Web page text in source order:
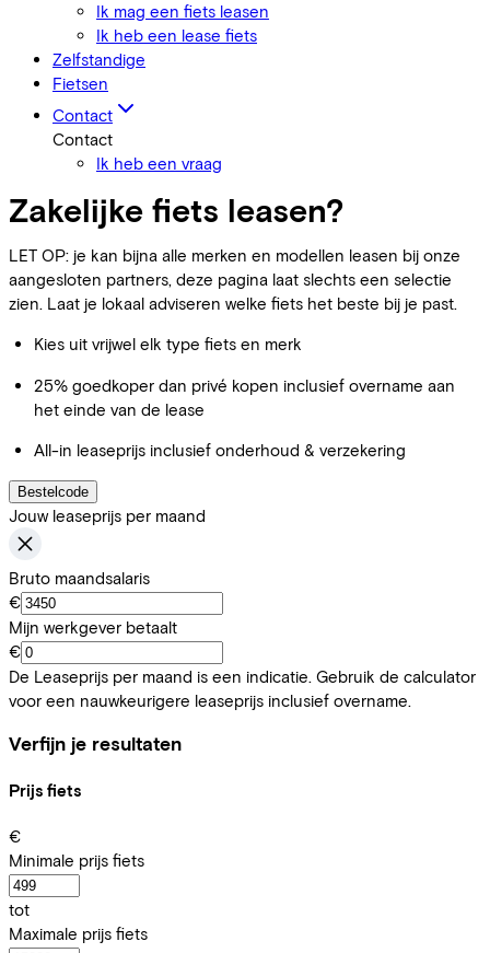
Ik mag een fiets leasen
Ik heb een lease fiets
Zelfstandige
Fietsen
Contact
Contact
Ik heb een vraag
Zakelijke fiets leasen?
LET OP: je kan bijna alle merken en modellen leasen bij onze
aangesloten partners, deze pagina laat slechts een selectie
zien. Laat je lokaal adviseren welke fiets het beste bij je past.
Kies uit vrijwel elk type fiets en merk
25% goedkoper dan privé kopen inclusief overname aan
het einde van de lease
All-in leaseprijs inclusief onderhoud & verzekering
Bestelcode
Jouw leaseprijs per maand
Bruto maandsalaris
€
Mijn werkgever betaalt
€
De Leaseprijs per maand is een indicatie. Gebruik de calculator
voor een nauwkeurigere leaseprijs inclusief overname.
Verfijn je resultaten
Prijs fiets
€
Minimale prijs fiets
tot
Maximale prijs fiets